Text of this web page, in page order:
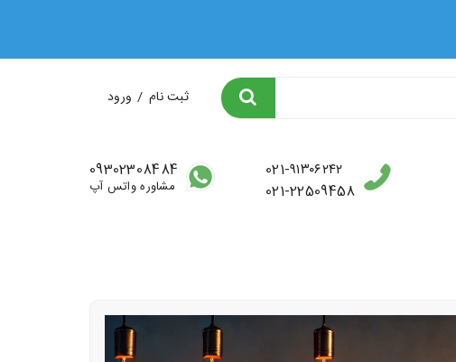
ثبت نام / ورود
021-۹۱۳۰۶۲۴۲
021-22509458
09302308484
مشاوره واتس آپ